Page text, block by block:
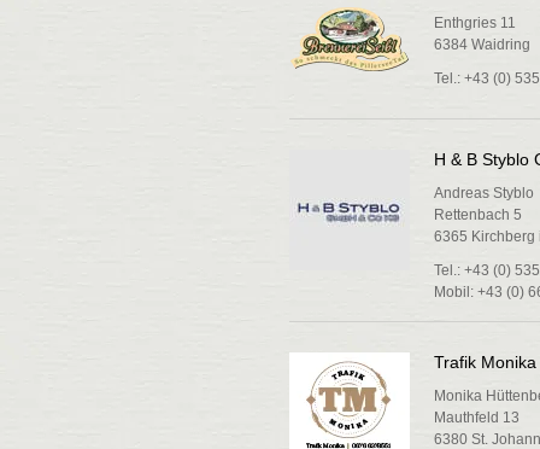
Enthgries 11
6384 Waidring
Tel.: +43 (0)
H & B Styblo
Andreas Styblo
Rettenbach 5
6365 Kirchberg
Tel.: +43 (0)
Mobil: +43 (0)
Trafik Monika
Monika
Mauthfeld 13
6380 St.